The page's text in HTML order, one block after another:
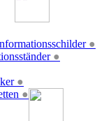
●
●
●
●